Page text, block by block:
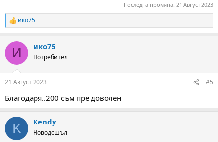
Последна промяна: 21 Август 2023
R
e
c
i
s
ико75
И ико75
Потребител
21 Август 2023 #5
Благодаря..200 съм пре доволен
K Kendy
Новодошъл